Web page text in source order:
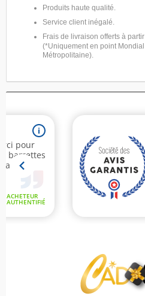
Produits haute qualité.
Service client inégalé.
Frais de livraison offerts à
(*Uniquement en point
Métropolitaine).